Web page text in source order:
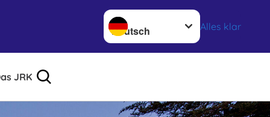
Sprache wechseln zu
Alles klar
JRK